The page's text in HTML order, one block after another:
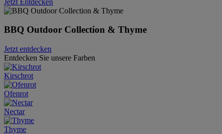
BBQ Outdoor Collection & Thyme
Jetzt entdecken
Entdecken Sie unsere Farben
Kirschrot
Ofenrot
Nectar
Thyme